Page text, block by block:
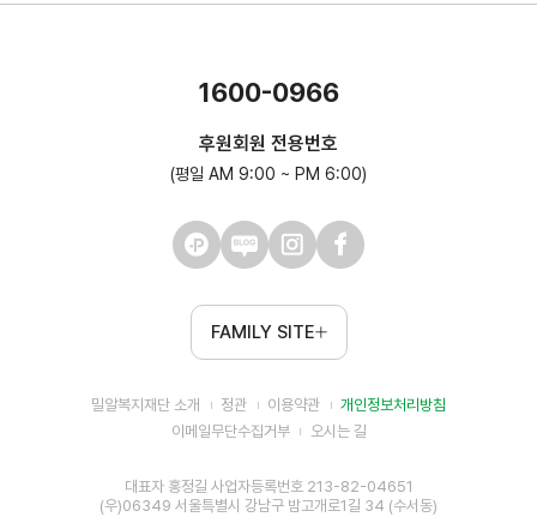
1600-0966
후원회원 전용번호
(평일 AM 9:00 ~ PM 6:00)
FAMILY SITE
밀알복지재단 소개 정관 이용약관
개인정보처리방침
이메일무단수집거부
오시는 길
대표자 홍정길 사업자등록번호 213-82-04651
(우)06349 서울특별시 강남구 밤고개로1길 34 (수서동)